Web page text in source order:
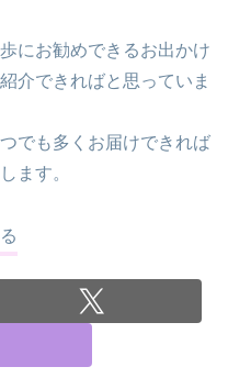
にお勧めできるお出かけ
介できればと思っていま
でも多くお届けできれば
ます。